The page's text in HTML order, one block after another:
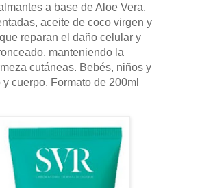
a base de Aloe Vera,
aceite de coco virgen y
reparan el daño celular y
manteniendo la
cutáneas. Bebés, niños y
cuerpo. Formato de 200ml